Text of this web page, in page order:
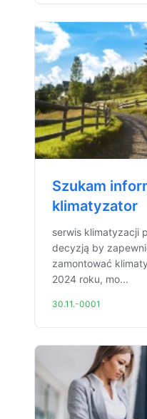
Szukam
klimatyzator
serwis klimatyzacji
decyzją by
zamontować
2024 roku, mo...
30.11.-0001